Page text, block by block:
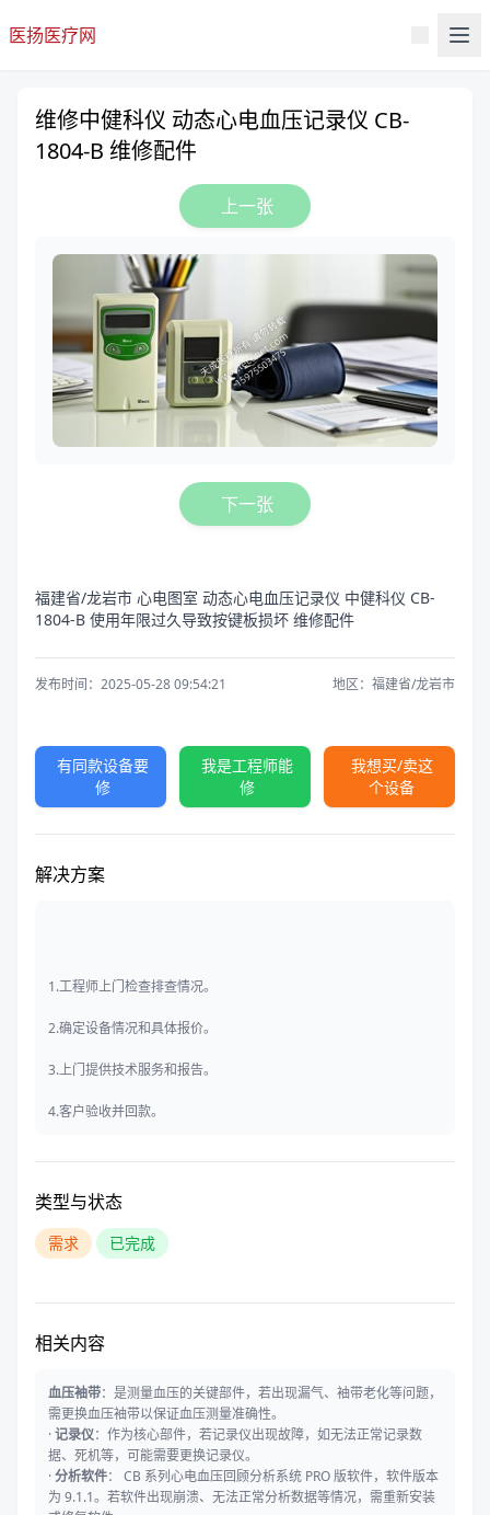
医扬医疗网
维修中健科仪 动态心电血压记录仪 CB-
1804-B 维修配件
上一张
下一张
福建省/龙岩市 心电图室 动态心电血压记录仪 中健科仪 CB-
1804-B 使用年限过久导致按键板损坏 维修配件
发布时间：2025-05-28 09:54:21 地区：福建省/龙岩市
有同款设备要
修
我是工程师能
修
我想买/卖这
个设备
解决方案
1.工程师上门检查排查情况。
2.确定设备情况和具体报价。
3.上门提供技术服务和报告。
4.客户验收并回款。
类型与状态
需求 已完成
相关内容
血压袖带：是测量血压的关键部件，若出现漏气、袖带老化等问题，
需更换血压袖带以保证血压测量准确性。
·记录仪：作为核心部件，若记录仪出现故障，如无法正常记录数
据、死机等，可能需要更换记录仪。
·分析软件： CB 系列心电血压回顾分析系统 PRO 版软件，软件版本
为 9.1.1。若软件出现崩溃、无法正常分析数据等情况，需重新安装